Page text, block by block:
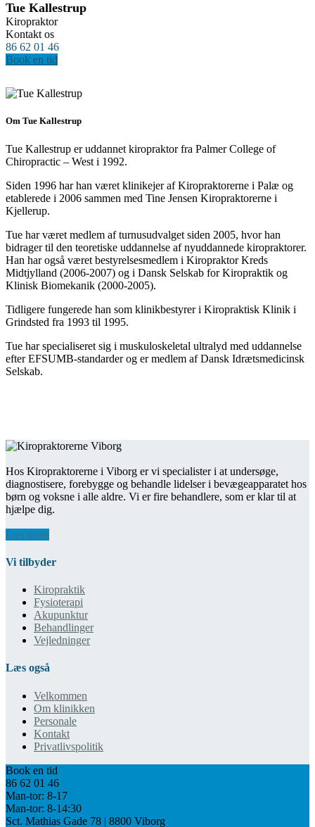
Tue Kallestrup
Kiropraktor
Kontakt os
86 62 01 46
Book en tid
Om Tue Kallestrup
Tue Kallestrup er uddannet kiropraktor fra Palmer College of
Chiropractic – West i 1992.
Siden 1996 har han været klinikejer af Kiropraktorerne i Palæ og
etablerede i 2006 sammen med Tine Jensen Kiropraktorerne i
Kjellerup.
Tue har været medlem af turnusudvalget siden 2005, hvor han
bidrager til den teoretiske uddannelse af nyuddannede kiropraktorer.
Han har også været bestyrelsesmedlem i Kiropraktor Kreds
Midtjylland (2006-2007) og i Dansk Selskab for Kiropraktik og
Klinisk Biomekanik (2000-2005).
Tidligere fungerede han som klinikbestyrer i Kiropraktisk Klinik i
Grindsted fra 1993 til 1995.
Tue har specialiseret sig i muskuloskeletal ultralyd med uddannelse
efter EFSUMB-standarder og er medlem af Dansk Idrætsmedicinsk
Selskab.
Hos Kiropraktorerne i Viborg er vi specialister i at undersøge,
diagnostisere, forebygge og behandle lidelser i bevægeapparatet hos
børn og voksne i alle aldre. Vi er fire behandlere, som er klar til at
hjælpe dig.
Læs mere
Vi tilbyder
Kiropraktik
Fysioterapi
Akupunktur
Behandlinger
Vejledninger
Læs også
Velkommen
Om klinikken
Personale
Kontakt
Privatlivspolitik
Book en tid
86 62 01 46
Man-tor: 8-17
Man-tor: 8-14:30
Sct. Mathias Gade 78 | 8800 Viborg